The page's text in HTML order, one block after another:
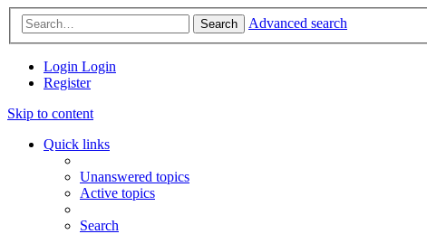
Search Advanced search
Login Login
Register
Skip to content
Quick links
Unanswered topics
Active topics
Search